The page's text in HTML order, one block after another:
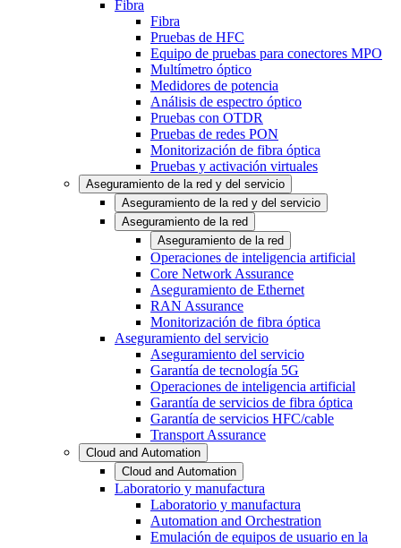
Fibra
Fibra
Pruebas de HFC
Equipo de pruebas para conectores MPO
Multímetro óptico
Medidores de potencia
Análisis de espectro óptico
Pruebas con OTDR
Pruebas de redes PON
Monitorización de fibra óptica
Pruebas y activación virtuales
Aseguramiento de la red y del servicio
Aseguramiento de la red y del servicio
Aseguramiento de la red
Aseguramiento de la red
Operaciones de inteligencia artificial
Core Network Assurance
Aseguramiento de Ethernet
RAN Assurance
Monitorización de fibra óptica
Aseguramiento del servicio
Aseguramiento del servicio
Garantía de tecnología 5G
Operaciones de inteligencia artificial
Garantía de servicios de fibra óptica
Garantía de servicios HFC/cable
Transport Assurance
Cloud and Automation
Cloud and Automation
Laboratorio y manufactura
Laboratorio y manufactura
Automation and Orchestration
Emulación de equipos de usuario en la